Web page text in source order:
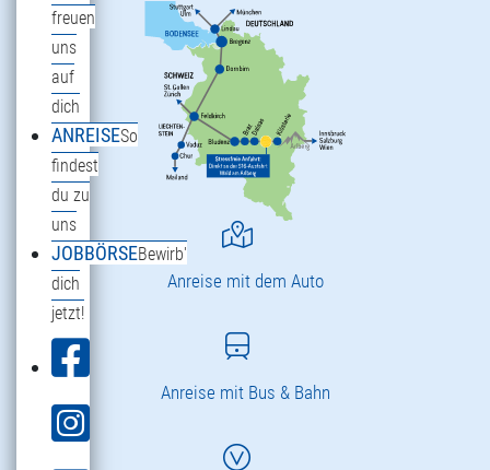
freuen
uns
auf
dich
ANREISESo
findest
du zu
uns
JOBBÖRSEBewirb'
dich
jetzt!
Anreise mit dem Auto
Anreise mit Bus & Bahn